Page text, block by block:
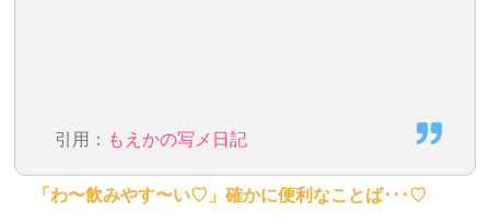
引用： もえかの写メ日記
「わ〜飲みやす〜い♡」確かに便利なことば･･･♡